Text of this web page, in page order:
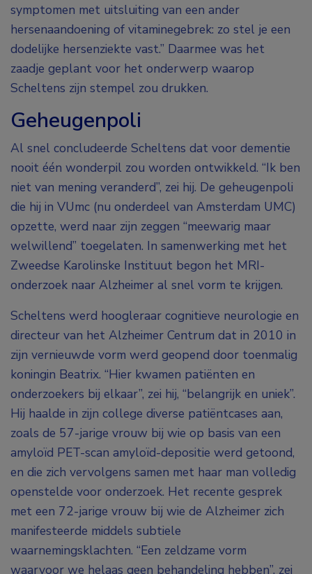
symptomen met uitsluiting van een ander
hersenaandoening of vitaminegebrek: zo stel je een
dodelijke hersenziekte vast.” Daarmee was het
zaadje geplant voor het onderwerp waarop
Scheltens zijn stempel zou drukken.
Geheugenpoli
Al snel concludeerde Scheltens dat voor dementie
nooit één wonderpil zou worden ontwikkeld. “Ik ben
niet van mening veranderd”, zei hij. De geheugenpoli
die hij in VUmc (nu onderdeel van Amsterdam UMC)
opzette, werd naar zijn zeggen “meewarig maar
welwillend” toegelaten. In samenwerking met het
Zweedse Karolinske Instituut begon het MRI-
onderzoek naar Alzheimer al snel vorm te krijgen.
Scheltens werd hoogleraar cognitieve neurologie en
directeur van het Alzheimer Centrum dat in 2010 in
zijn vernieuwde vorm werd geopend door toenmalig
koningin Beatrix. “Hier kwamen patiënten en
onderzoekers bij elkaar”, zei hij, “belangrijk en uniek”.
Hij haalde in zijn college diverse patiëntcases aan,
zoals de 57-jarige vrouw bij wie op basis van een
amyloïd PET-scan amyloïd-depositie werd getoond,
en die zich vervolgens samen met haar man volledig
openstelde voor onderzoek. Het recente gesprek
met een 72-jarige vrouw bij wie de Alzheimer zich
manifesteerde middels subtiele
waarnemingsklachten. “Een zeldzame vorm
waarvoor we helaas geen behandeling hebben”, zei